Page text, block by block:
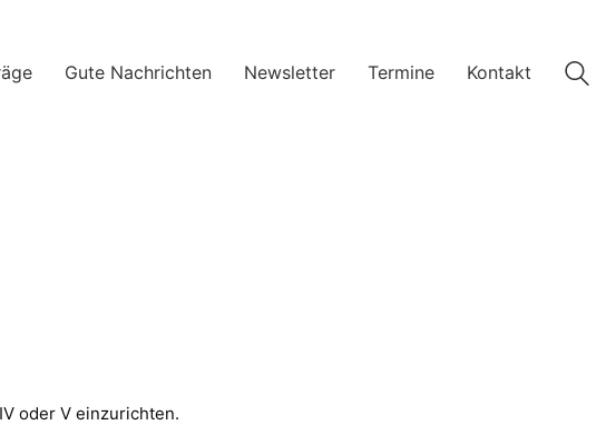
Gute Nachrichten Newsletter Termine Kontakt
oder V einzurichten.